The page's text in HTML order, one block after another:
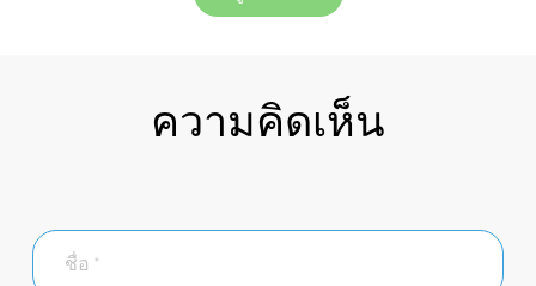
ความคิดเห็น